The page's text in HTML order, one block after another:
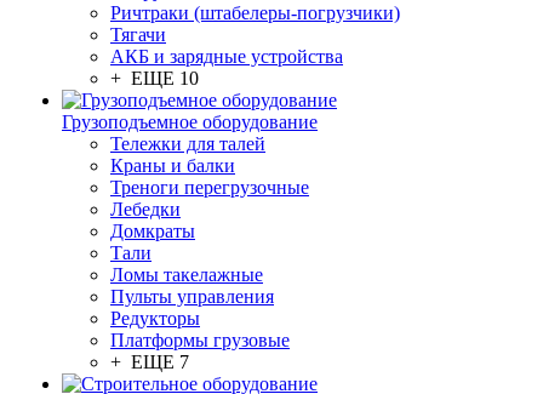
Ричтраки (штабелеры-погрузчики)
Тягачи
АКБ и зарядные устройства
+ ЕЩЕ 10
Грузоподъемное оборудование
Тележки для талей
Краны и балки
Треноги перегрузочные
Лебедки
Домкраты
Тали
Ломы такелажные
Пульты управления
Редукторы
Платформы грузовые
+ ЕЩЕ 7